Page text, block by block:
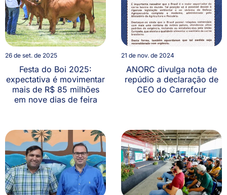
26 de set. de 2025
Festa do Boi 2025:
expectativa é movimentar
mais de R$ 85 milhões
em nove dias de feira
21 de nov. de 2024
ANORC divulga nota de
repúdio a declaração de
CEO do Carrefour